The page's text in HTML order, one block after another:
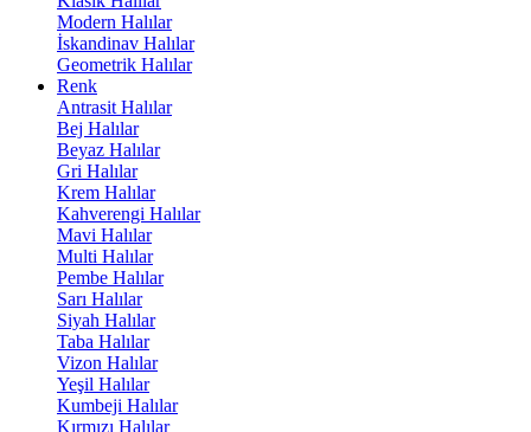
Modern Halılar
İskandinav Halılar
Geometrik Halılar
Renk
Antrasit Halılar
Bej Halılar
Beyaz Halılar
Gri Halılar
Krem Halılar
Kahverengi Halılar
Mavi Halılar
Multi Halılar
Pembe Halılar
Sarı Halılar
Siyah Halılar
Taba Halılar
Vizon Halılar
Yeşil Halılar
Kumbeji Halılar
Kırmızı Halılar